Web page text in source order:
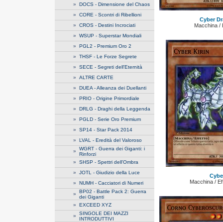
» DOCS - Dimensione del Chaos
» CORE - Scontri di Ribellioni
» CROS - Destini Incrociati
» WSUP - Superstar Mondiali
» PGL2 - Premium Oro 2
» THSF - Le Forze Segrete
» SECE - Segreti dell'Eternità
» ALTRE CARTE
» DUEA - Alleanza dei Duellanti
» PRIO - Origine Primordiale
» DRLG - Draghi della Leggenda
» PGLD - Serie Oro Premium
» SP14 - Star Pack 2014
» LVAL - Eredità del Valoroso
» WGRT - Guerra dei Giganti: i
Rinforzi
» SHSP - Spettri dell'Ombra
» JOTL - Giudizio della Luce
» NUMH - Cacciatori di Numeri
» BP02 - Battle Pack 2: Guerra
dei Giganti
» EXCEED XYZ
» SINGOLE DEI MAZZI
INTRODUTTIVI
Cyber
Macchina /
Macchina /